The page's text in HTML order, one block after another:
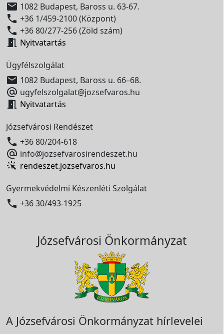
 1082 Budapest, Baross u. 63-67.
 +36 1/459-2100 (Központ)
 +36 80/277-256 (Zöld szám)
 Nyitvatartás
Ügyfélszolgálat
 1082 Budapest, Baross u. 66–68.
 ugyfelszolgalat@jozsefvaros.hu
 Nyitvatartás
Józsefvárosi Rendészet
 +36 80/204-618
 info@jozsefvarosirendeszet.hu
rendeszet.jozsefvaros.hu
Gyermekvédelmi Készenléti Szolgálat
 +36 30/493-1925
Józsefvárosi Önkormányzat
A Józsefvárosi Önkormányzat hírlevelei